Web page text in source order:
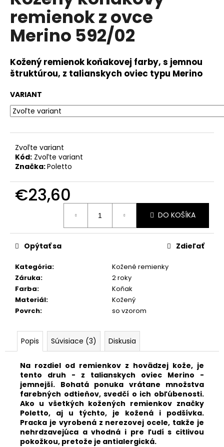
5
hviezdičiek.
remienok z ovce
Merino 592/02
Kožený remienok koňakovej farby, s jemnou
štruktúrou, z talianskych oviec typu Merino
VARIANT
Zvoľte variant
Kód: Zvoľte variant
Značka:Poletto
€23,60
DO KOŠÍKA
Kategória:
Kožené remienky
Záruka:
2 roky
Farba:
Koňak
Materiál:
Kožený
Povrch: so vzorom
Opýtať sa Zdieľať
Popis Súvisiace (3) Diskusia
Na rozdiel od remienkov z hovädzej kože, je
tento druh - z talianskych oviec Merino -
jemnejší. Bohatá ponuka vrátane množstva
farebných odtieňov, svedčí o ich obľúbenosti.
Ako u všetkých kožených remienkov značky
Poletto, aj u týchto, je kožená i podšívka.
Pracka je vyrobená z nerezovej ocele, takže je
nehrdzavejúca a vhodná i pre ľudí s citlivou
pokožkou, pretože je antialergická.
á
j
s
?
HĽADAŤ
O
d
p
o
a
m
NYLÓNOVÝ
VIACFAREBNÝ
REMIENOK
S530/F4